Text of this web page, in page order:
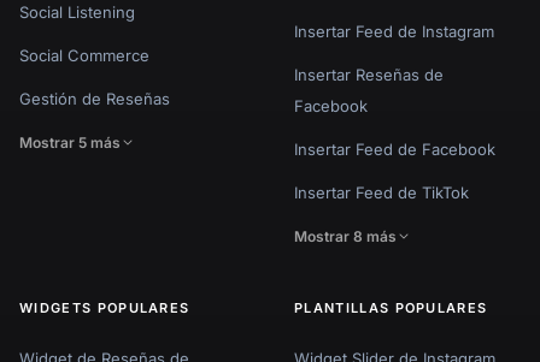
Social Listening
Social Commerce
Gestión de Reseñas
Mostrar 5 más
Insertar Feed de Instagram
Insertar Reseñas de
Facebook
Insertar Feed de Facebook
Insertar Feed de TikTok
Mostrar 8 más
WIDGETS POPULARES PLANTILLAS POPULARES